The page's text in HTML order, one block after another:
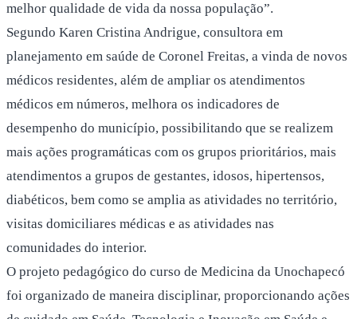
melhor qualidade de vida da nossa população”.
Segundo Karen Cristina Andrigue, consultora em
planejamento em saúde de Coronel Freitas, a vinda de novos
médicos residentes, além de ampliar os atendimentos
médicos em números, melhora os indicadores de
desempenho do município, possibilitando que se realizem
mais ações programáticas com os grupos prioritários, mais
atendimentos a grupos de gestantes, idosos, hipertensos,
diabéticos, bem como se amplia as atividades no território,
visitas domiciliares médicas e as atividades nas
comunidades do interior.
O projeto pedagógico do curso de Medicina da Unochapecó
foi organizado de maneira disciplinar, proporcionando ações